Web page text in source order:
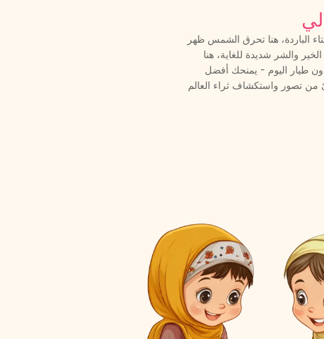
الباردة، هنا تحرق الشمس ظهر
والشر شديدة للغاية، هنا
طيار اليوم - يمنحك أفضل
من تصور واستكشاف ثراء العالم